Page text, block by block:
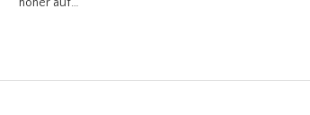
höher auf…